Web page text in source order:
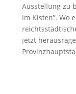
Ausstellung zu
im Kisten”. Wo
jetzt